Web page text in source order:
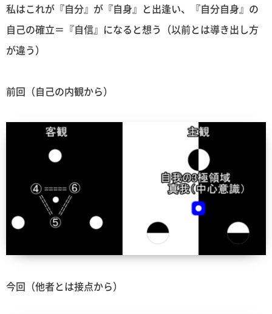
私はこれが『自分』が『自身』と出逢い、『自分自身』の
自己の確立＝『自信』になると想う（以前とは導き出し方
が違う）
前回（自己の内観から）
今回（他者とは接点から）